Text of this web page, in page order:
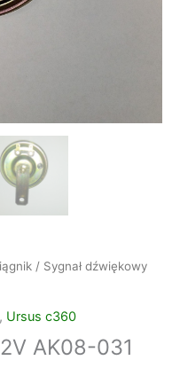
/ Sygnał dźwiękowy
, Ursus c360
AK08-031